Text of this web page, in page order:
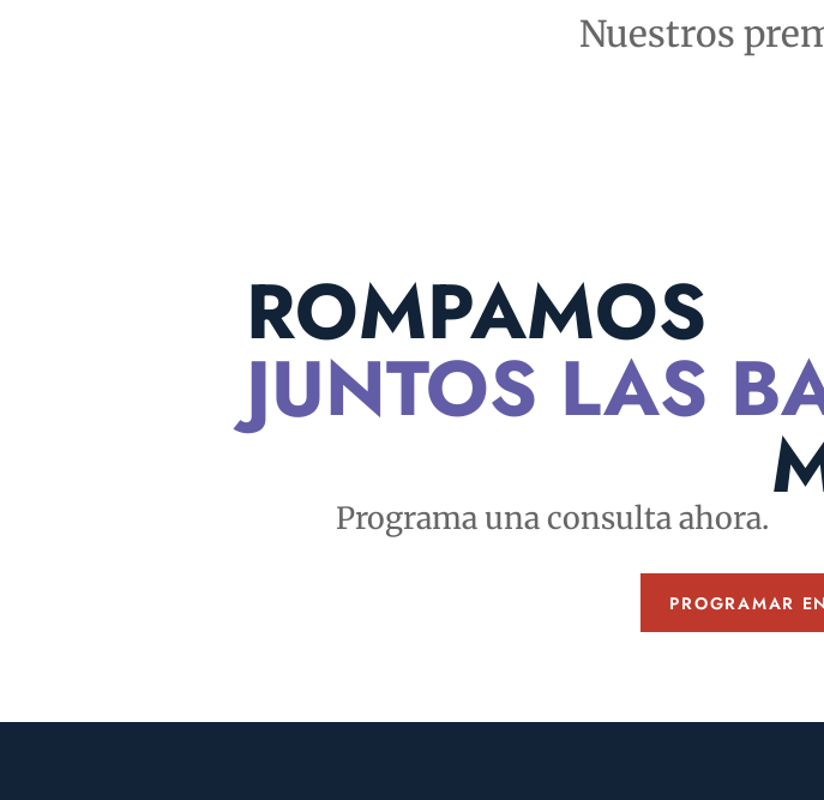
Nuestros
ROMPAMOS
JUNTOS LAS
Programa una consulta ahora.
PROGRAMAR